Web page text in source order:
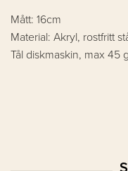
Mått: 16cm
Material: Akryl, rostfritt
Tål diskmaskin, max 45